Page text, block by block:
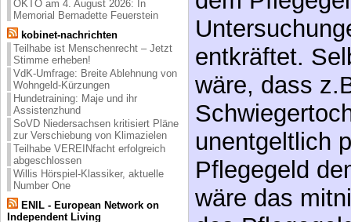
OKTO am 4. August 2026: In
Memorial Bernadette Feuerstein
kobinet-nachrichten
Teilhabe ist Menschenrecht – Jetzt
Stimme erheben!
VdK-Umfrage: Breite Ablehnung von
Wohngeld-Kürzungen
Hundetraining: Maje und ihr
Assistenzhund
SoVD Niedersachsen kritisiert Pläne
zur Verschiebung von Klimazielen
Teilhabe VEREINfacht erfolgreich
abgeschlossen
Willis Hörspiel-Klassiker, aktuelle
Number One
ENIL - European Network on
Independent Living
wäre, dass
unentgeltlich
Pflegegeld
wäre das
des
Es mag